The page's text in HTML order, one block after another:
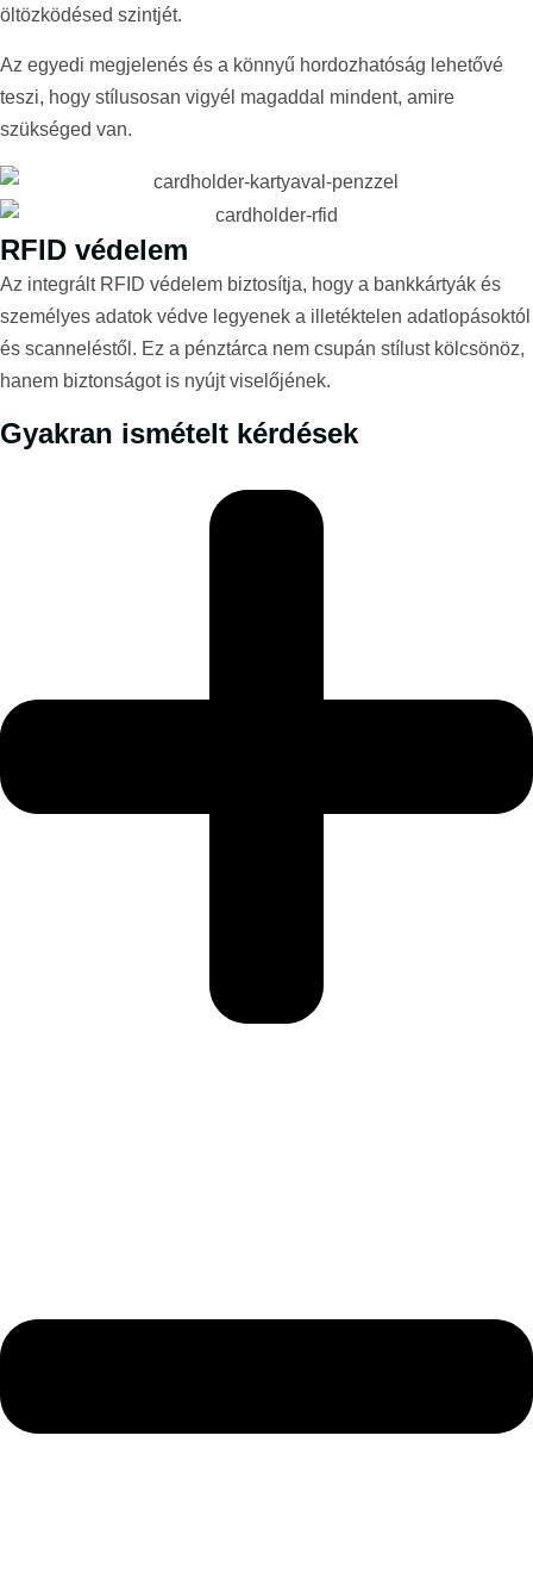
öltözködésed szintjét.
Az egyedi megjelenés és a könnyű hordozhatóság lehetővé
teszi, hogy stílusosan vigyél magaddal mindent, amire
szükséged van.
RFID védelem
Az integrált RFID védelem biztosítja, hogy a bankkártyák és
személyes adatok védve legyenek a illetéktelen adatlopásoktól
és scanneléstől. Ez a pénztárca nem csupán stílust kölcsönöz,
hanem biztonságot is nyújt viselőjének.
Gyakran ismételt kérdések